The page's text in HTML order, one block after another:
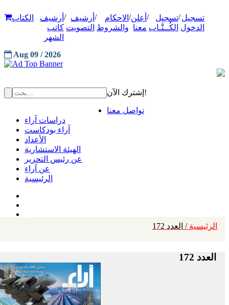
تسجيل
الدخول
/تسجيل
الكُــتَّـاب
/ أعلن
معنا
/ الاحكام
والشروط
/ أرشيف
التصويت
/ أرشيف
كاتب
الشهر
الكتاب
Aug 09 / 2026
إشترك الآن!
تواصل معنا
دراسات آراء
آراء بودكاست
الأعداد
الهيئة الاستشارية
عن رئيس التحرير
عن آراء
الرئيسية
الرئيسية / العدد 172
العدد 172